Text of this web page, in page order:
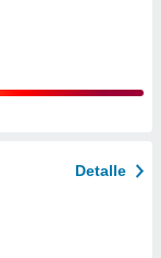
Detalle